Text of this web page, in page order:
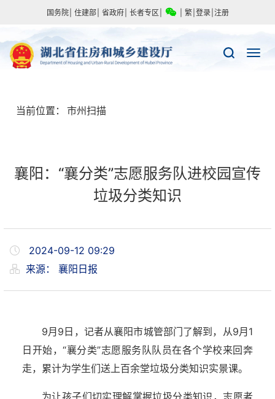
国务院 住建部 省政府 长者专区 繁 登录 注册
当前位置： 市州扫描
襄阳：“襄分类”志愿服务队进校园宣传
垃圾分类知识
2024-09-12 09:29
来源： 襄阳日报
9月9日，记者从襄阳市城管部门了解到，从9月1
日开始，“襄分类”志愿服务队队员在各个学校来回奔
走，累计为学生们送上百余堂垃圾分类知识实景课。
为让孩子们切实理解掌握垃圾分类知识，志愿者